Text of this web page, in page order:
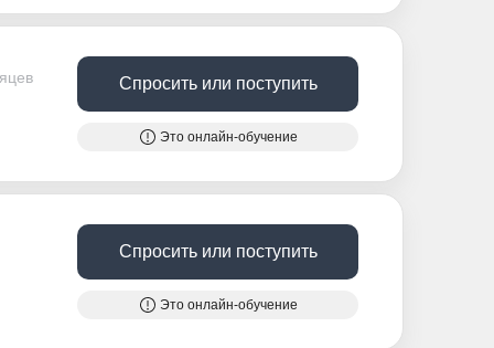
Спросить или поступить
Это онлайн-обучение
Спросить или поступить
Это онлайн-обучение